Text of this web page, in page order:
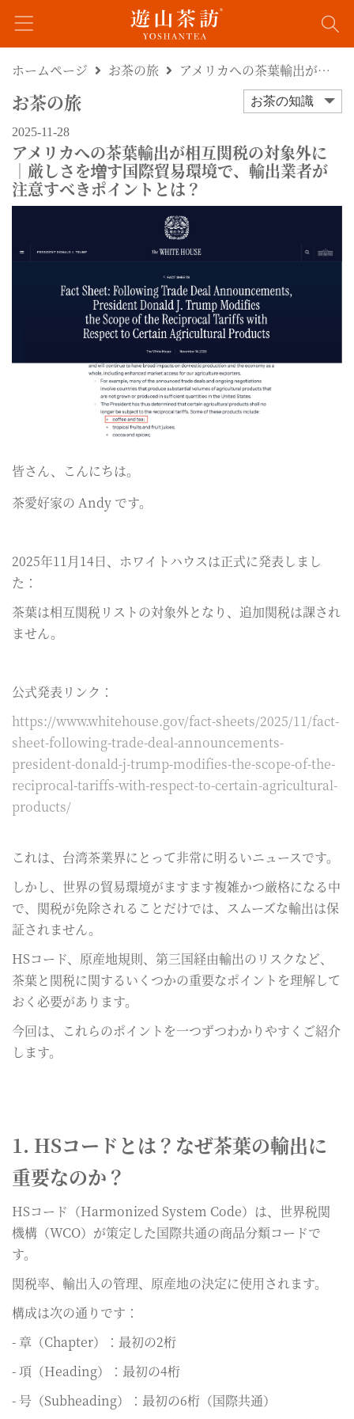
ホームページ お茶の旅 アメリカへの茶葉輸出が相互関税の対象外に｜厳しさを増す国際貿易環境で、輸出業者が注意すべきポイントとは？
お茶の旅 お茶の知識
2025-11-28
アメリカへの茶葉輸出が相互関税の対象外に
｜厳しさを増す国際貿易環境で、輸出業者が
注意すべきポイントとは？
皆さん、こんにちは。
茶愛好家の Andy です。
2025年11月14日、ホワイトハウスは正式に発表しまし
た：
茶葉は相互関税リストの対象外となり、追加関税は課され
ません。
公式発表リンク：
https://www.whitehouse.gov/fact-sheets/2025/11/fact-
sheet-following-trade-deal-announcements-
president-donald-j-trump-modifies-the-scope-of-the-
reciprocal-tariffs-with-respect-to-certain-agricultural-
products/
これは、台湾茶業界にとって非常に明るいニュースです。
しかし、世界の貿易環境がますます複雑かつ厳格になる中
で、関税が免除されることだけでは、スムーズな輸出は保
証されません。
HSコード、原産地規則、第三国経由輸出のリスクなど、
茶葉と関税に関するいくつかの重要なポイントを理解して
おく必要があります。
今回は、これらのポイントを一つずつわかりやすくご紹介
します。
1. HSコードとは？なぜ茶葉の輸出に
重要なのか？
HSコード（Harmonized System Code）は、世界税関
機構（WCO）が策定した国際共通の商品分類コードで
す。
関税率、輸出入の管理、原産地の決定に使用されます。
構成は次の通りです：
- 章（Chapter）：最初の2桁
- 項（Heading）：最初の4桁
- 号（Subheading）：最初の6桁（国際共通）